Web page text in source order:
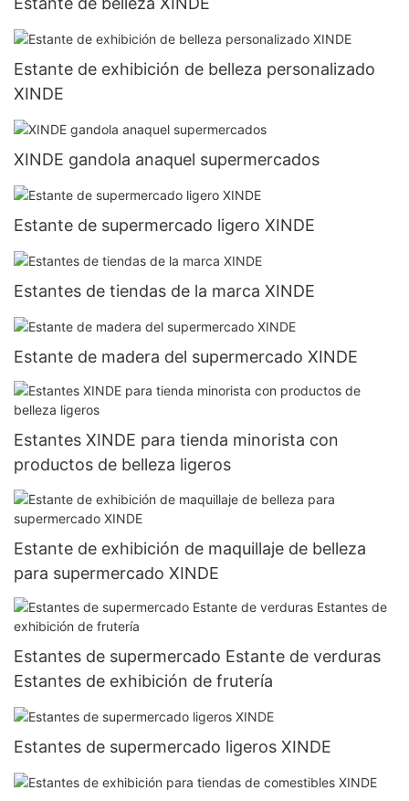
Estante de exhibición de belleza personalizado
XINDE
XINDE gandola anaquel supermercados
Estante de supermercado ligero XINDE
Estantes de tiendas de la marca XINDE
Estante de madera del supermercado XINDE
Estantes XINDE para tienda minorista con
productos de belleza ligeros
Estante de exhibición de maquillaje de belleza
para supermercado XINDE
Estantes de supermercado Estante de verduras
Estantes de exhibición de frutería
Estantes de supermercado ligeros XINDE